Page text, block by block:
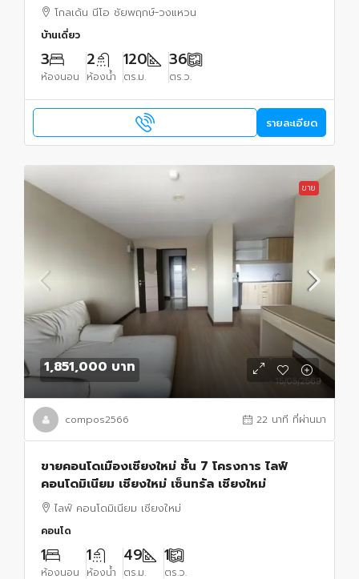
โกลเด้น นีโอ ชัยพฤกษ์-วงแหวน
บ้านเดี่ยว
3
ห้องนอน
2
ห้องน้ำ
120
ตร.ม.
36
ตร.ว.
รายละเอียด
ขาย
1,851,000 บาท
compos2566 22 นาที ที่ผ่านมา
ขายคอนโดเมืองเชียงใหม่ ชั้น 7 โครงการ ไลฟ์
คอนโดมิเนียม เชียงใหม่ เซ็นทรัล เชียงใหม่
ไลฟ์ คอนโดมิเนียม เชียงใหม่
คอนโด
1
ห้องนอน
1
ห้องน้ำ
49
ตร.ม.
1
ตร.ว.